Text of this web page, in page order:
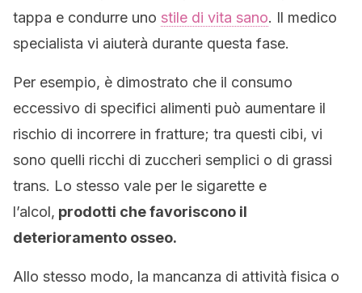
tappa e condurre uno stile di vita sano. Il medico
specialista vi aiuterà durante questa fase.
Per esempio, è dimostrato che il consumo
eccessivo di specifici alimenti può aumentare il
rischio di incorrere in fratture; tra questi cibi, vi
sono quelli ricchi di zuccheri semplici o di grassi
trans. Lo stesso vale per le sigarette e
l’alcol, prodotti che favoriscono il
deterioramento osseo.
Allo stesso modo, la mancanza di attività fisica o